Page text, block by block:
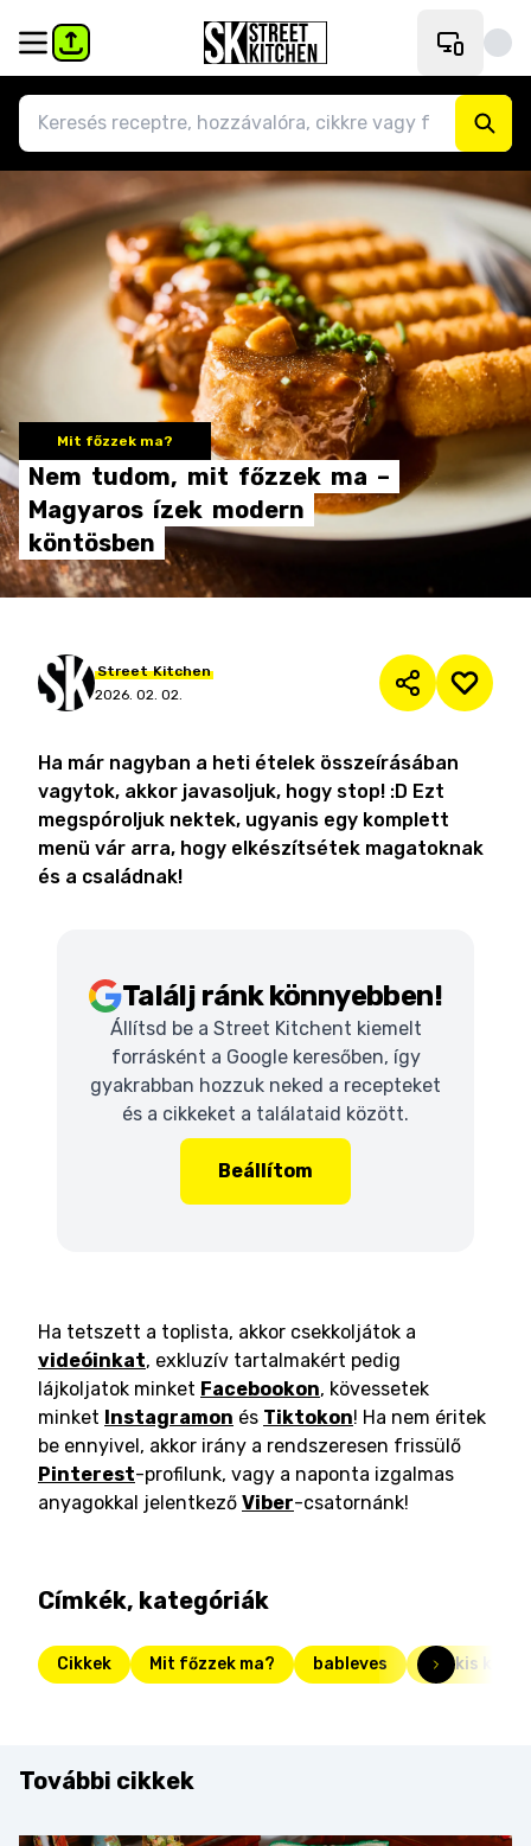
Mit főzzek ma?
Nem tudom, mit főzzek ma –
Magyaros ízek modern
köntösben
Street Kitchen
2026. 02. 02.
Ha már nagyban a heti ételek összeírásában
vagytok, akkor javasoljuk, hogy stop! :D Ezt
megspóroljuk nektek, ugyanis egy komplett
menü vár arra, hogy elkészítsétek magatoknak
és a családnak!
Találj ránk könnyebben!
Állítsd be a Street Kitchent kiemelt
forrásként a Google keresőben, így
gyakrabban hozzuk neked a recepteket
és a cikkeket a találataid között.
Beállítom
Ha tetszett a toplista, akkor csekkoljátok a
videóinkat, exkluzív tartalmakért pedig
lájkoljatok minket Facebookon, kövessetek
minket Instagramon és Tiktokon! Ha nem éritek
be ennyivel, akkor irány a rendszeresen frissülő
Pinterest-profilunk, vagy a naponta izgalmas
anyagokkal jelentkező Viber-csatornánk!
Címkék, kategóriák
Cikkek Mit főzzek ma? bableves csokis keksz
További cikkek